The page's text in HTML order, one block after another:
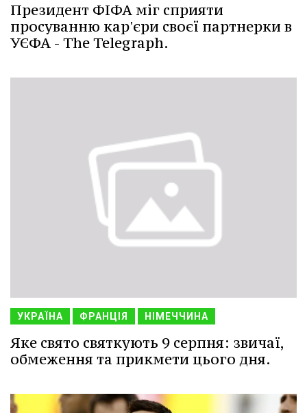
Президент ФІФА міг сприяти
просуванню кар'єри своєї партнерки в
УЄФА - The Telegraph.
УКРАЇНА ФРАНЦІЯ НІМЕЧЧИНА
Яке свято святкують 9 серпня: звичаї,
обмеження та прикмети цього дня.